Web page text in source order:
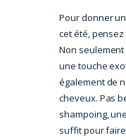
Pour donner
cet été, pensez
Non
une touche
également de
cheveux. Pas
shampoing,
suffit pour